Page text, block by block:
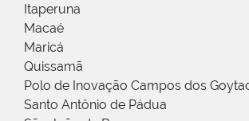
Itaperuna
Macaé
Maricá
Quissamã
Polo de Inovação Campos dos
Santo Antônio de Pádua